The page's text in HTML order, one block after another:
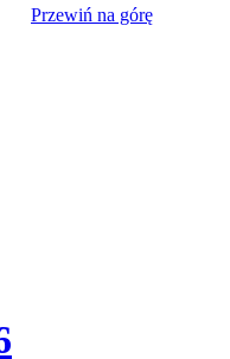
Przewiń na górę